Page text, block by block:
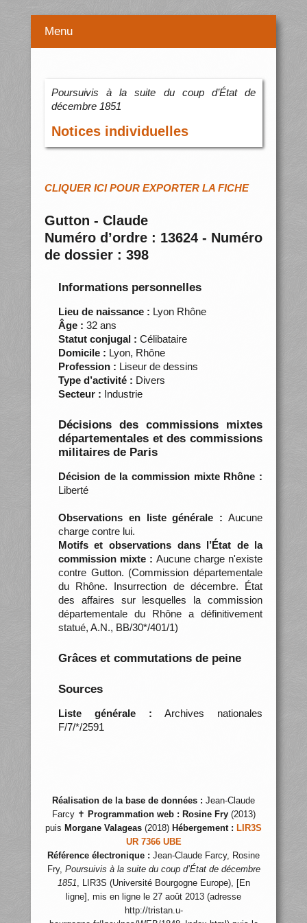
Menu
Poursuivis à la suite du coup d’État de
décembre 1851
Notices individuelles
CLIQUER ICI POUR EXPORTER LA FICHE
Gutton - Claude
Numéro d’ordre : 13624 - Numéro
de dossier : 398
Informations personnelles
Lieu de naissance : Lyon Rhône
Âge : 32 ans
Statut conjugal : Célibataire
Domicile : Lyon, Rhône
Profession : Liseur de dessins
Type d’activité : Divers
Secteur : Industrie
Décisions des commissions mixtes
départementales et des commissions
militaires de Paris
Décision de la commission mixte Rhône :
Liberté
Observations en liste générale : Aucune
charge contre lui.
Motifs et observations dans l’État de la
commission mixte : Aucune charge n'existe
contre Gutton. (Commission départementale
du Rhône. Insurrection de décembre. État
des affaires sur lesquelles la commission
départementale du Rhône a définitivement
statué, A.N., BB/30*/401/1)
Grâces et commutations de peine
Sources
Liste générale : Archives nationales
F/7/*/2591
Réalisation de la base de données : Jean-Claude
Farcy ✝ Programmation web : Rosine Fry(2013)
puis Morgane Valageas (2018) Hébergement : LIR3S
UR 7366 UBE
Référence électronique : Jean-Claude Farcy, Rosine
Fry, Poursuivis à la suite du coup d’État de décembre
1851, LIR3S (Université Bourgogne Europe), [En
ligne], mis en ligne le 27 août 2013 (adresse
http://tristan.u-